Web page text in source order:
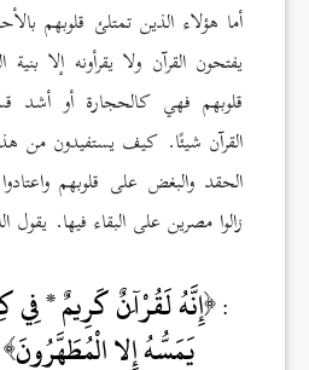
أما هؤلاء الذين تمتلئ قلوبهم
يفتحون القرآن ولا يقرأونه إلا
قلوبهم فهي كالحجارة أو أشد
القرآن شيئًا. كيف يستفيدون من
الحقد والبغض على قلوبهم
زالوا مصرين على البقاء فيها. يقول
: إِنَّهُ لَقُرْآَنٌ كَرِيمٌ *
يَمَسُّهُ إِلا الْمُطَهَّرُونَ